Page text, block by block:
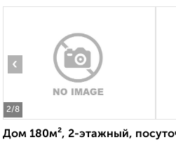
2/8
‹
Дом 180м², 2-этажный,